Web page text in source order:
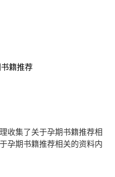
籍推荐
收集了关于孕期书籍推荐相
孕期书籍推荐相关的资料内